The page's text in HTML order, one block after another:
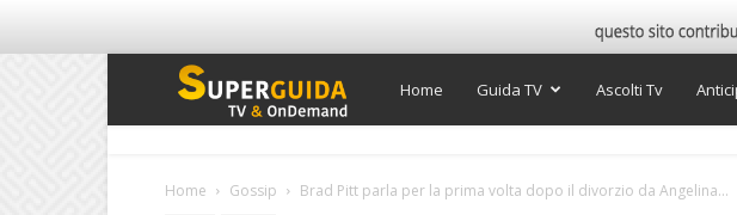
Super
Home Guida TV Ascolti Tv
Home Gossip Brad Pitt parla per la prima volta dopo il divorzio da Angelina...